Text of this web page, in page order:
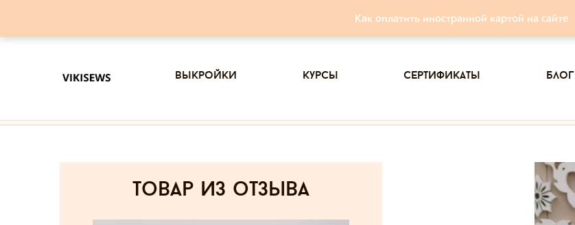
Как оплатить иностранной картой на сайте
выкройки курсы сертификаты блог
товар из отзыва